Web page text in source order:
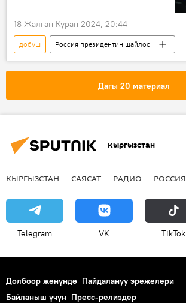
18 Жалган Куран 2024, 20:44
добуш
Россия президентин шайлоо
Россия
президенттик шайлоо
Дагы 20 материал
Кыргызстан
КЫРГЫЗСТАН САЯСАТ РАДИО РОССИЯ
Telegram VK ТikТоk
Долбоор жөнүндө Пайдалануу эрежелери
Байланыш үчүн Пресс-релиздер